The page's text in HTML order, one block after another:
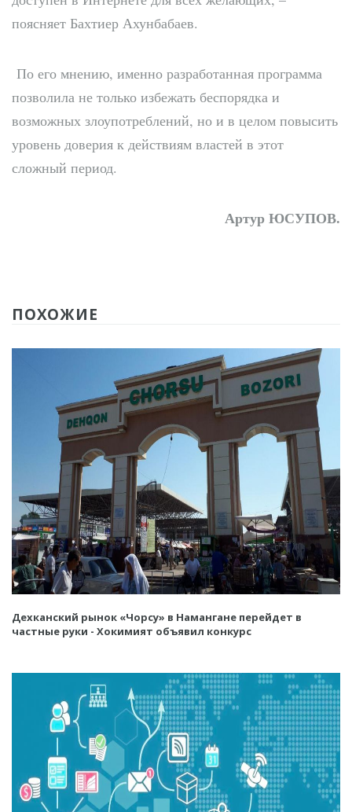
поясняет Бахтиер Ахунбабаев.
По его мнению, именно разработанная программа
позволила не только избежать беспорядка и
возможных злоупотреблений, но и в целом повысить
уровень доверия к действиям властей в этот
сложный период.
АртурЮСУПОВ.
ПОХОЖИЕ
Дехканский рынок «Чорсу» в Намангане перейдет в
частные руки - Хокимият объявил конкурс